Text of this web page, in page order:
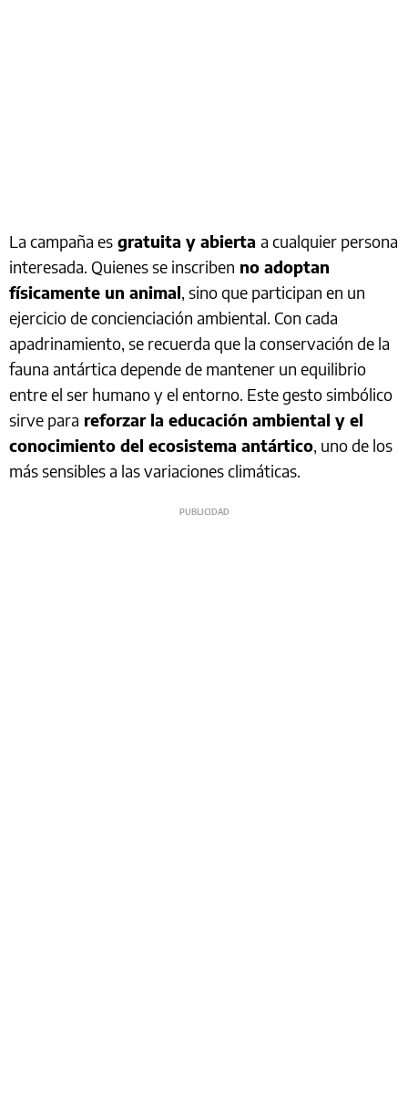
La campaña es gratuita y abierta a cualquier persona
interesada. Quienes se inscriben no adoptan
físicamente un animal, sino que participan en un
ejercicio de concienciación ambiental. Con cada
apadrinamiento, se recuerda que la conservación de la
fauna antártica depende de mantener un equilibrio
entre el ser humano y el entorno. Este gesto simbólico
sirve para reforzar la educación ambiental y el
conocimiento del ecosistema antártico, uno de los
más sensibles a las variaciones climáticas.